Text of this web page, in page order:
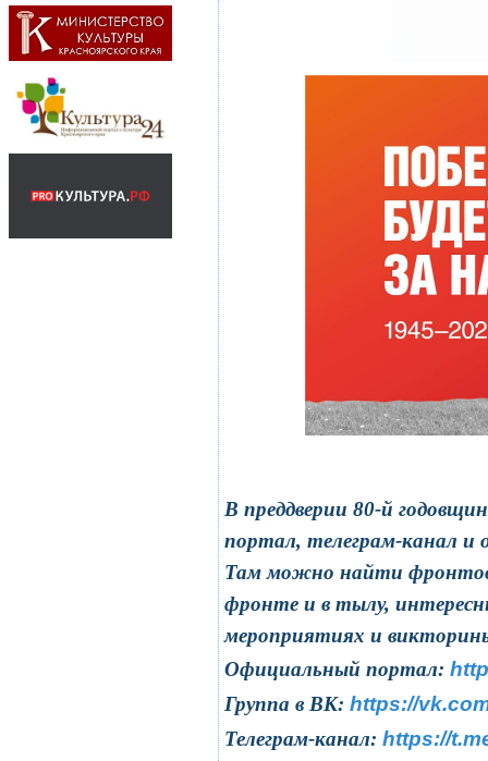
В преддверии 80-й
портал, телеграм-канал и
Там можно найти
фронте и в тылу,
мероприятиях и
Официальный портал:
Группа в ВК: https://
Телеграм-канал: https://